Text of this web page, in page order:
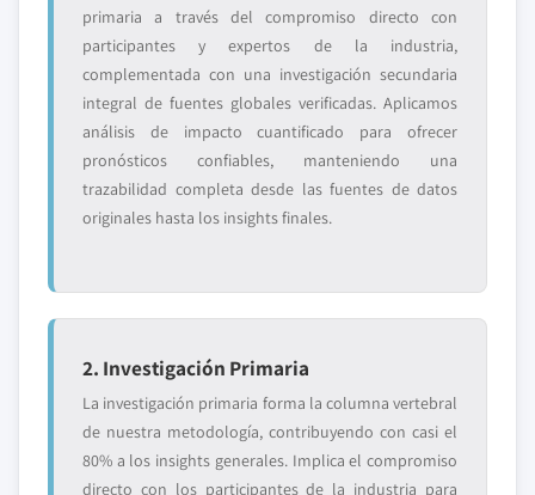
primaria a través del compromiso directo con
participantes y expertos de la industria,
complementada con una investigación secundaria
integral de fuentes globales verificadas. Aplicamos
análisis de impacto cuantificado para ofrecer
pronósticos confiables, manteniendo una
trazabilidad completa desde las fuentes de datos
originales hasta los insights finales.
2. Investigación Primaria
La investigación primaria forma la columna vertebral
de nuestra metodología, contribuyendo con casi el
80% a los insights generales. Implica el compromiso
directo con los participantes de la industria para